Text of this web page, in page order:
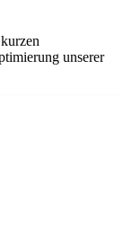
unserer